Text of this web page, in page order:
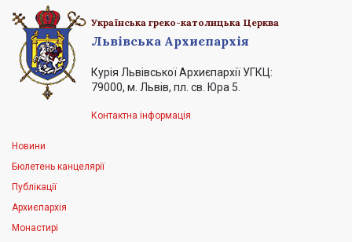
Українська греко-католицька Церква
Львівська Архиєпархія
Курія Львівської Архиєпархії УГКЦ:
79000, м. Львів, пл. св. Юра 5.
Контактна інформація
Новини
Бюлетень канцелярії
Публікації
Архиєпархія
Монастирі